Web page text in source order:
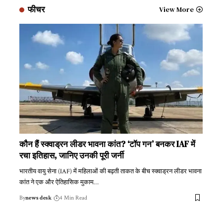
फीचर View More
कौन हैं स्क्वाड्रन लीडर भावना कांत? ‘टॉप गन’ बनकर IAF में
रचा इतिहास, जानिए उनकी पूरी जर्नी
भारतीय वायु सेना (IAF) में महिलाओं की बढ़ती ताकत के बीच स्क्वाड्रन लीडर भावना
कांत ने एक और ऐतिहासिक मुकाम…
Bynews desk 4 Min Read